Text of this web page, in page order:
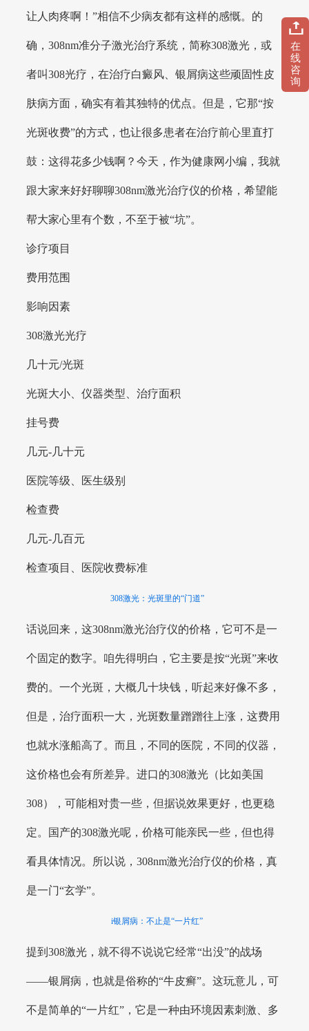
让人肉疼啊！”相信不少病友都有这样的感慨。的
确，308nm准分子激光治疗系统，简称308激光，或
者叫308光疗，在治疗白癜风、银屑病这些顽固性皮
肤病方面，确实有着其独特的优点。但是，它那“按
光斑收费”的方式，也让很多患者在治疗前心里直打
鼓：这得花多少钱啊？今天，作为健康网小编，我就
跟大家来好好聊聊308nm激光治疗仪的价格，希望能
帮大家心里有个数，不至于被“坑”。
诊疗项目
费用范围
影响因素
308激光光疗
几十元/光斑
光斑大小、仪器类型、治疗面积
挂号费
几元-几十元
医院等级、医生级别
检查费
几元-几百元
检查项目、医院收费标准
308激光：光斑里的“门道”
话说回来，这308nm激光治疗仪的价格，它可不是一
个固定的数字。咱先得明白，它主要是按“光斑”来收
费的。一个光斑，大概几十块钱，听起来好像不多，
但是，治疗面积一大，光斑数量蹭蹭往上涨，这费用
也就水涨船高了。而且，不同的医院，不同的仪器，
这价格也会有所差异。进口的308激光（比如美国
308），可能相对贵一些，但据说效果更好，也更稳
定。国产的308激光呢，价格可能亲民一些，但也得
看具体情况。所以说，308nm激光治疗仪的价格，真
是一门“玄学”。
i银屑病：不止是“一片红”
提到308激光，就不得不说说它经常“出没”的战场
——银屑病，也就是俗称的“牛皮癣”。这玩意儿，可
不是简单的“一片红”，它是一种由环境因素刺激、多
在
线
咨
询